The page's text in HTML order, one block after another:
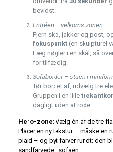
bevidst.
Entréen – velkomstzonen
Fjern sko, jakker og post,
fokuspunkt(en skulpturel
Læg nøgler i en skål, så
for tilfældig.
Sofabordet – stuen i
Tør bordet af, udvælg tre
Gruppen i en lille
dagligt uden at rode.
Hero-zone: Vælg én af de tre
Placer en ny tekstur – måske en
plaid – og byt farver rundt: den
sandfarvede i sofaen.